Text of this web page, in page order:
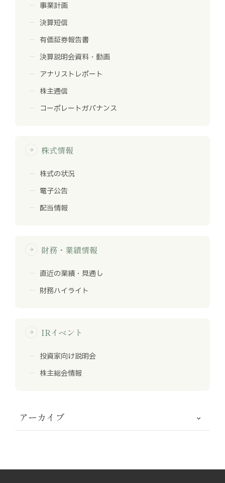
事業計画
決算短信
有価証券報告書
決算説明会資料・動画
アナリストレポート
株主通信
コーポレートガバナンス
arrow_forward 株式情報
株式の状況
電子公告
配当情報
arrow_forward 財務・業績情報
直近の業績・見通し
財務ハイライト
arrow_forward IRイベント
投資家向け説明会
株主総会情報
アーカイブ